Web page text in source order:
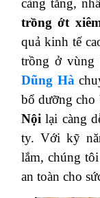
càng tăng,
trồng ớt
quả kinh tế
trồng ở
Dũng Hà
bổ dưỡng cho
Nội lại càng
ty. Với kỹ
lắm, chúng
an toàn cho